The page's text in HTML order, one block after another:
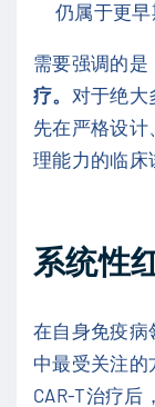
仍属于更早
需要强调的是
疗。 对于绝大
先在严格设计
理能力的临床
系统性
在自身免疫病
中最受关注的
CAR-T治疗后